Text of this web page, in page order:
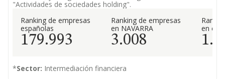
"Actividades de sociedades holding".
Ranking de empresas
españolas
179.993
Ranking de empresas
en NAVARRA
3.008
en el
*Sector: Intermediación financiera